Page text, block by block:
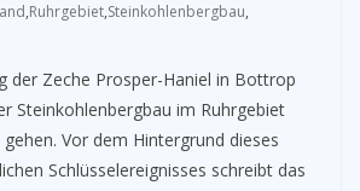
,Ruhrgebiet,Steinkohlenbergbau,
der Zeche Prosper-Haniel in Bottrop
Steinkohlenbergbau im Ruhrgebiet
Vor dem Hintergrund dieses
Schlüsselereignisses schreibt das